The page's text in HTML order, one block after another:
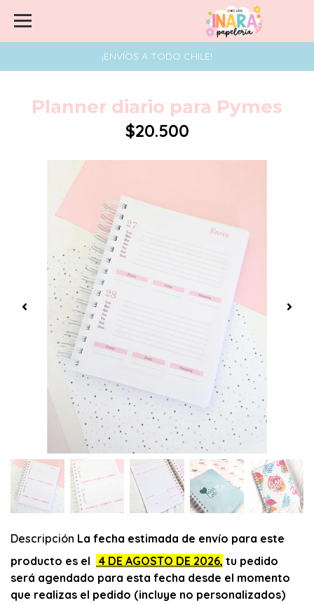
¡ENVÍOS A TODO CHILE!
Planner diario para Pymes
$20.500
Descripción La fecha estimada de envío para este
producto es el
4 DE AGOSTO DE 2026, tu pedido
será agendado para esta fecha desde el momento
que realizas el pedido (incluye no personalizados)